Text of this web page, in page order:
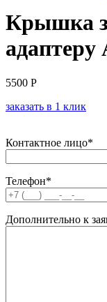
Крышка
адаптеру
5500 Р
заказать в 1 клик
Контактное лицо*
Телефон*
Дополнительно к